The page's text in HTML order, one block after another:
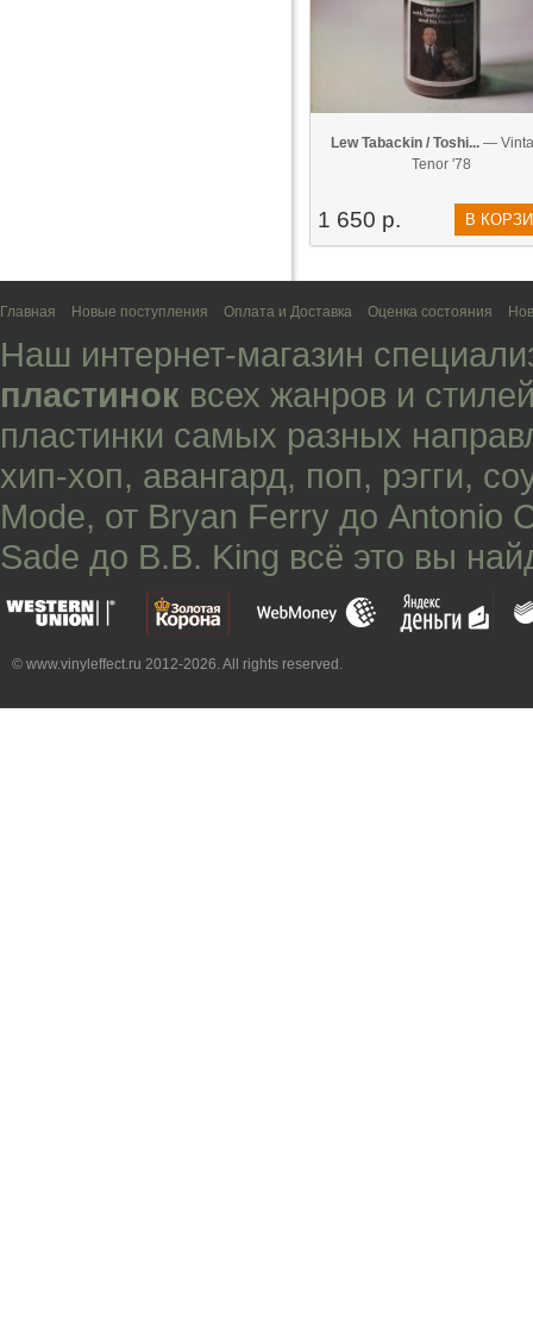
Lew Tabackin / Toshi... —
Tenor '78
1 650 р. В
Главная Новые поступления Оплата и Доставка Оценка состояния
Наш интернет-магазин
пластинок всех жанров и
пластинки самых разных
хип-хоп, авангард, поп, рэгги,
Mode, от Bryan Ferry до Antonio
Sade до B.B. King всё это вы
© www.vinyleffect.ru 2012-2026. All rights reserved.